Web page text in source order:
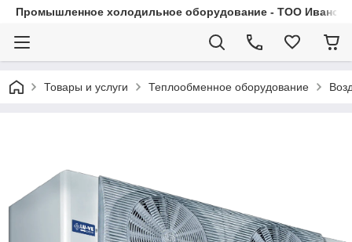
Промышленное холодильное оборудование - ТОО
Товары и услуги Теплообменное оборудование